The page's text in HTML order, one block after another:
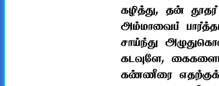
கழித்து, தன்
அம்மாவைப்
சாய்ந்து
கடவுளே,
கண்ணீரை எதற்குக்